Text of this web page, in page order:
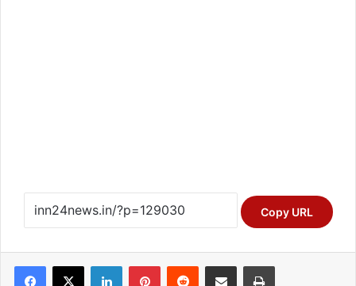
Copy URL
Facebook
X LinkedInPinterestReddit Share via Email Print